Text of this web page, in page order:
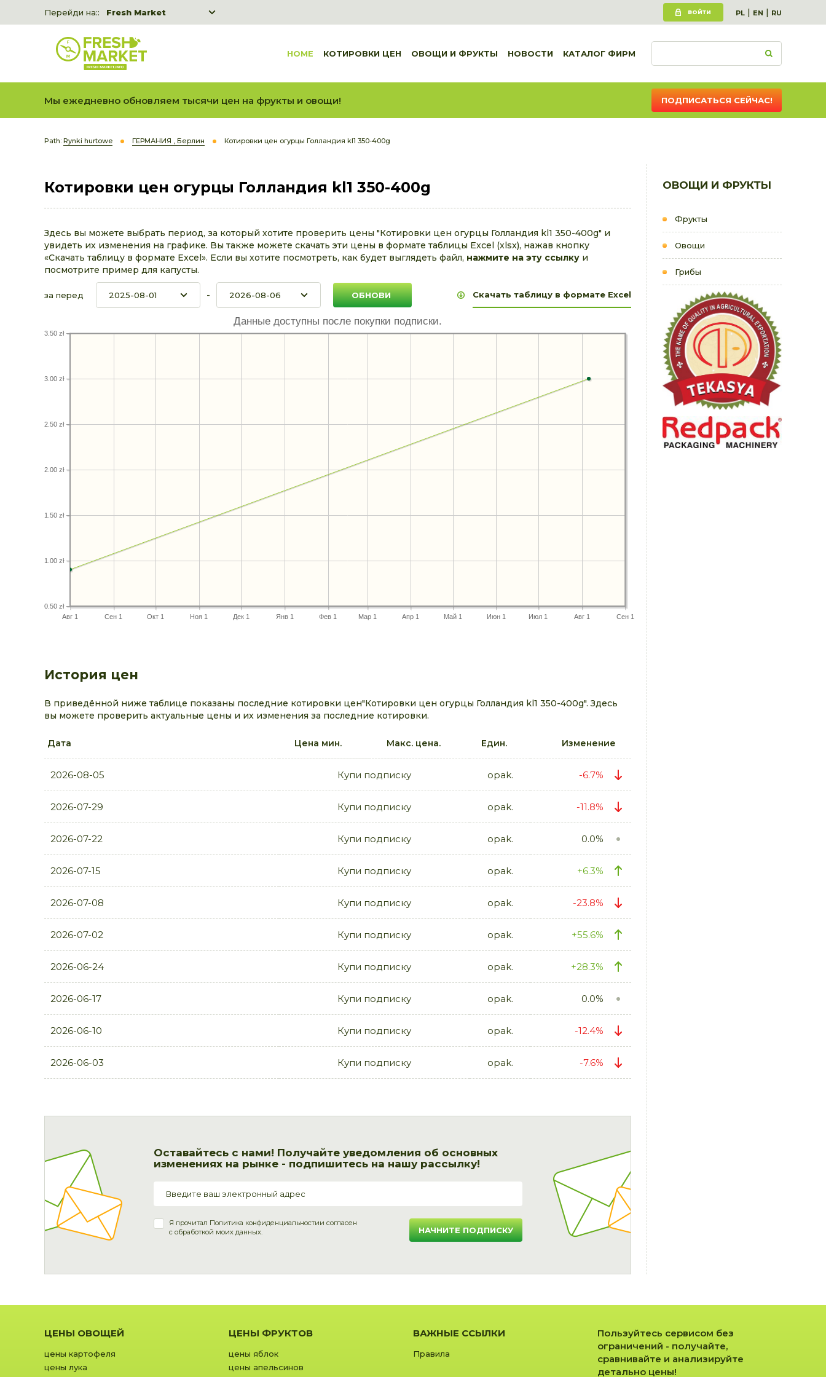
Перейди на::
Fresh Market
Fresh Market event B2B
ВОЙТИ PL | EN | RU
HOME КОТИРОВКИ ЦЕН ОВОЩИ И ФРУКТЫ НОВОСТИ КАТАЛОГ ФИРМ
Мы ежедневно обновляем тысячи цен на фрукты и овощи! ПОДПИСАТЬСЯ СЕЙЧАС!
Path: Rynki hurtowe ГЕРМАНИЯ , Берлин Котировки цен огурцы Голландия kl1 350-400g
ОВОЩИ И ФРУКТЫ
Фрукты
Овощи
Грибы
Котировки цен огурцы Голландия kl1 350-400g
Здесь вы можете выбрать период, за который хотите проверить цены "Котировки цен огурцы Голландия kl1 350-400g" и
увидеть их изменения на графике. Вы также можете скачать эти цены в формате таблицы Excel (xlsx), нажав кнопку
«Скачать таблицу в формате Excel». Если вы хотите посмотреть, как будет выглядеть файл, нажмите на эту ссылку и
посмотрите пример для капусты.
за перед - Скачать таблицу в формате Excel
Данные доступны после покупки подписки.
Авг 1 Сен 1 Окт 1 Ноя 1 Дек 1 Янв 1 Фев 1 Мар 1 Апр 1 Май 1 Июн 1 Июл 1 Авг 1 Сен 1
0.50 zł
1.00 zł
1.50 zł
2.00 zł
2.50 zł
3.00 zł
3.50 zł
История цен
В приведённой ниже таблице показаны последние котировки цен"Котировки цен огурцы Голландия kl1 350-400g". Здесь
вы можете проверить актуальные цены и их изменения за последние котировки.
Дата Цена мин. Макс. цена. Един. Изменение
2026-08-05 Купи подписку opak. -6.7%
2026-07-29 Купи подписку opak. -11.8%
2026-07-22 Купи подписку opak. 0.0%
2026-07-15 Купи подписку opak. +6.3%
2026-07-08 Купи подписку opak. -23.8%
2026-07-02 Купи подписку opak. +55.6%
2026-06-24 Купи подписку opak. +28.3%
2026-06-17 Купи подписку opak. 0.0%
2026-06-10 Купи подписку opak. -12.4%
2026-06-03 Купи подписку opak. -7.6%
Оставайтесь с нами! Получайте уведомления об основных
изменениях на рынке - подпишитесь на нашу рассылку!
Я прочитал Политика конфиденциальностии согласен
с обработкой моих данных.
НАЧНИТЕ ПОДПИСКУ
ЦЕНЫ ОВОЩЕЙ
цены картофеля
цены лука
ЦЕНЫ ФРУКТОВ
цены яблок
цены апельсинов
ВАЖНЫЕ ССЫЛКИ
Правила
Пользуйтесь сервисом без
ограничений - получайте,
сравнивайте и анализируйте
детально цены!